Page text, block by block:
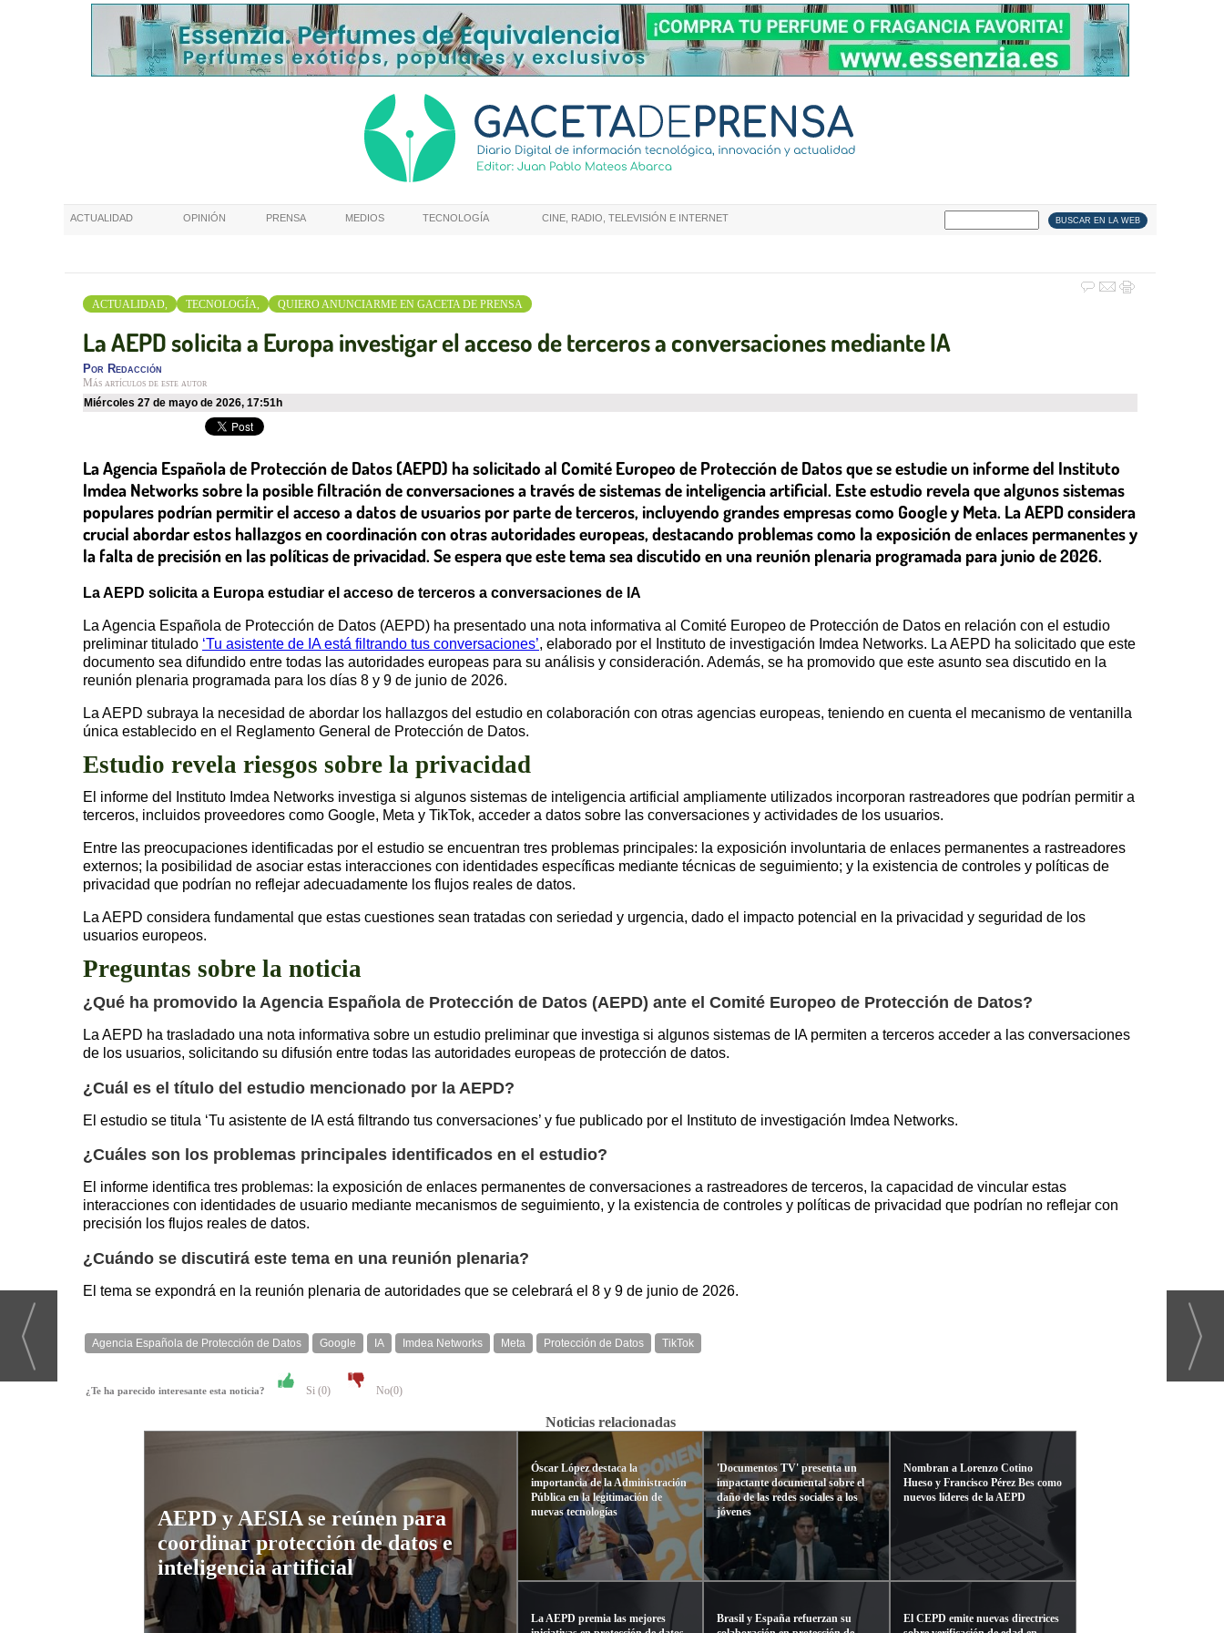
ACTUALIDAD OPINIÓN PRENSA MEDIOS TECNOLOGÍA CINE, RADIO, TELEVISIÓN E INTERNET
ACTUALIDAD, TECNOLOGÍA, QUIERO ANUNCIARME EN GACETA DE PRENSA
La AEPD solicita a Europa investigar el acceso de terceros a conversaciones mediante IA
Por Redacción
Más artículos de este autor
miércoles 27 de mayo de 2026, 17:51h
La Agencia Española de Protección de Datos (AEPD) ha solicitado al Comité Europeo de Protección de Datos que se estudie un informe del Instituto
Imdea Networks sobre la posible filtración de conversaciones a través de sistemas de inteligencia artificial. Este estudio revela que algunos sistemas
populares podrían permitir el acceso a datos de usuarios por parte de terceros, incluyendo grandes empresas como Google y Meta. La AEPD considera
crucial abordar estos hallazgos en coordinación con otras autoridades europeas, destacando problemas como la exposición de enlaces permanentes y
la falta de precisión en las políticas de privacidad. Se espera que este tema sea discutido en una reunión plenaria programada para junio de 2026.
La AEPD solicita a Europa estudiar el acceso de terceros a conversaciones de IA
La Agencia Española de Protección de Datos (AEPD) ha presentado una nota informativa al Comité Europeo de Protección de Datos en relación con el estudio
preliminar titulado ‘Tu asistente de IA está filtrando tus conversaciones’, elaborado por el Instituto de investigación Imdea Networks. La AEPD ha solicitado que este
documento sea difundido entre todas las autoridades europeas para su análisis y consideración. Además, se ha promovido que este asunto sea discutido en la
reunión plenaria programada para los días 8 y 9 de junio de 2026.
La AEPD subraya la necesidad de abordar los hallazgos del estudio en colaboración con otras agencias europeas, teniendo en cuenta el mecanismo de ventanilla
única establecido en el Reglamento General de Protección de Datos.
Estudio revela riesgos sobre la privacidad
El informe del Instituto Imdea Networks investiga si algunos sistemas de inteligencia artificial ampliamente utilizados incorporan rastreadores que podrían permitir a
terceros, incluidos proveedores como Google, Meta y TikTok, acceder a datos sobre las conversaciones y actividades de los usuarios.
Entre las preocupaciones identificadas por el estudio se encuentran tres problemas principales: la exposición involuntaria de enlaces permanentes a rastreadores
externos; la posibilidad de asociar estas interacciones con identidades específicas mediante técnicas de seguimiento; y la existencia de controles y políticas de
privacidad que podrían no reflejar adecuadamente los flujos reales de datos.
La AEPD considera fundamental que estas cuestiones sean tratadas con seriedad y urgencia, dado el impacto potencial en la privacidad y seguridad de los
usuarios europeos.
Preguntas sobre la noticia
¿Qué ha promovido la Agencia Española de Protección de Datos (AEPD) ante el Comité Europeo de Protección de Datos?
La AEPD ha trasladado una nota informativa sobre un estudio preliminar que investiga si algunos sistemas de IA permiten a terceros acceder a las conversaciones
de los usuarios, solicitando su difusión entre todas las autoridades europeas de protección de datos.
¿Cuál es el título del estudio mencionado por la AEPD?
El estudio se titula ‘Tu asistente de IA está filtrando tus conversaciones’ y fue publicado por el Instituto de investigación Imdea Networks.
¿Cuáles son los problemas principales identificados en el estudio?
El informe identifica tres problemas: la exposición de enlaces permanentes de conversaciones a rastreadores de terceros, la capacidad de vincular estas
interacciones con identidades de usuario mediante mecanismos de seguimiento, y la existencia de controles y políticas de privacidad que podrían no reflejar con
precisión los flujos reales de datos.
¿Cuándo se discutirá este tema en una reunión plenaria?
El tema se expondrá en la reunión plenaria de autoridades que se celebrará el 8 y 9 de junio de 2026.
Agencia Española de Protección de Datos Google IA Imdea Networks Meta Protección de Datos TikTok
¿Te ha parecido interesante esta noticia? Si (0) No(0)
Noticias relacionadas
AEPD y AESIA se reúnen para
coordinar protección de datos e
inteligencia artificial
Óscar López destaca la
importancia de la Administración
Pública en la legitimación de
nuevas tecnologías
La AEPD premia las mejores
'Documentos TV' presenta un
impactante documental sobre el
daño de las redes sociales a los
jóvenes
Brasil y España refuerzan su
Nombran a Lorenzo Cotino
Hueso y Francisco Pérez Bes como
nuevos líderes de la AEPD
El CEPD emite nuevas directrices